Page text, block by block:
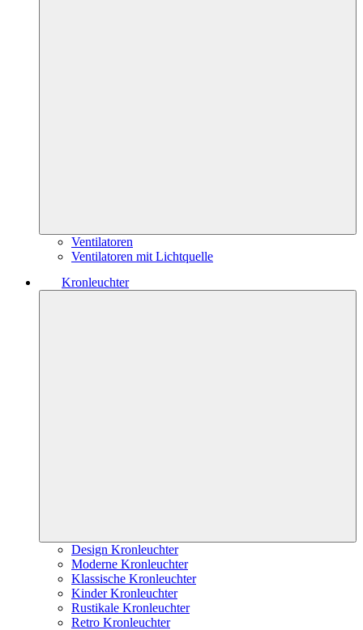
Ventilatoren
Ventilatoren mit Lichtquelle
Kronleuchter
Design Kronleuchter
Moderne Kronleuchter
Klassische Kronleuchter
Kinder Kronleuchter
Rustikale Kronleuchter
Retro Kronleuchter